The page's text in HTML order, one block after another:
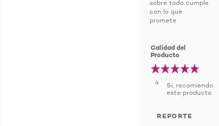
sobre todo cumple
con lo que
promete
Calidad del
Producto
Si, recomiendo
este producto
REPORTE